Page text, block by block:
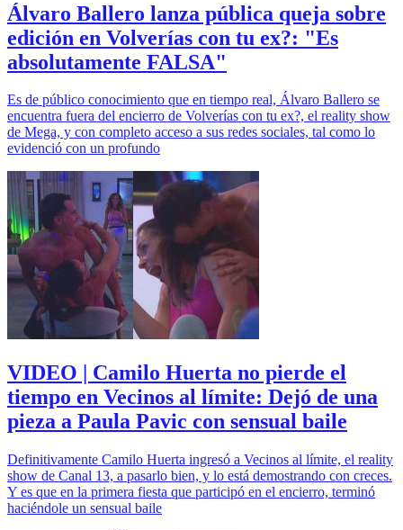
Álvaro Ballero lanza pública queja sobre
edición en Volverías con tu ex?: "Es
absolutamente FALSA"
Es de público conocimiento que en tiempo real, Álvaro Ballero se
encuentra fuera del encierro de Volverías con tu ex?, el reality show
de Mega, y con completo acceso a sus redes sociales, tal como lo
evidenció con un profundo
VIDEO | Camilo Huerta no pierde el
tiempo en Vecinos al límite: Dejó de una
pieza a Paula Pavic con sensual baile
Definitivamente Camilo Huerta ingresó a Vecinos al límite, el reality
show de Canal 13, a pasarlo bien, y lo está demostrando con creces.
Y es que en la primera fiesta que participó en el encierro, terminó
haciéndole un sensual baile